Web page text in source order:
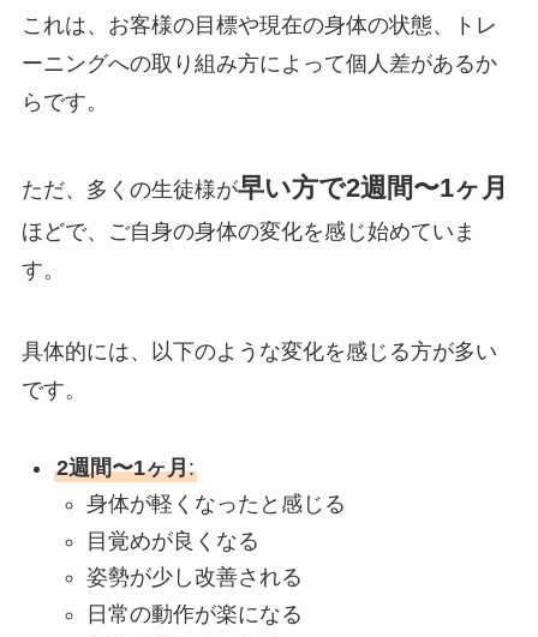
これは、お客様の目標や現在の身体の状態、トレ
ーニングへの取り組み方によって個人差があるか
らです。
ただ、多くの生徒様が早い方で2週間〜1ヶ月
ほどで、ご自身の身体の変化を感じ始めていま
す。
具体的には、以下のような変化を感じる方が多い
です。
2週間〜1ヶ月:
身体が軽くなったと感じる
目覚めが良くなる
姿勢が少し改善される
日常の動作が楽になる